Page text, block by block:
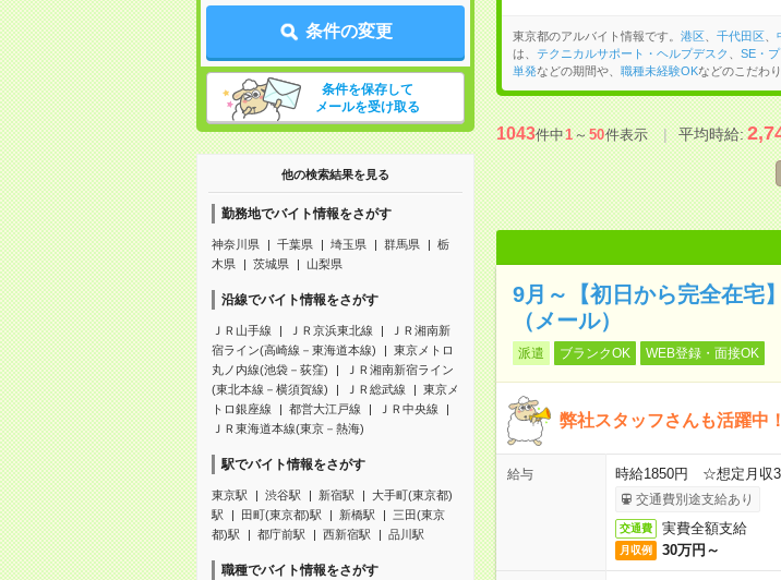
条件の変更
条件を保存して
メールを受け取る
他の検索結果を見る
勤務地でバイト情報をさがす
神奈川県 千葉県 埼玉県 群馬県
栃
木県
茨城県 山梨県
沿線でバイト情報をさがす
ＪＲ山手線 ＪＲ京浜東北線
ＪＲ湘南新
宿ライン(高崎線－東海道本線)
東京メトロ
丸ノ内線(池袋－荻窪)
ＪＲ湘南新宿ライン
(東北本線－横須賀線)
ＪＲ総武線
東京メ
トロ銀座線
都営大江戸線
ＪＲ中央線
ＪＲ東海道本線(東京－熱海)
駅でバイト情報をさがす
東京駅 渋谷駅 新宿駅
大手町(東京都)
駅
田町(東京都)駅 新橋駅
三田(東京
都)駅
都庁前駅 西新宿駅 品川駅
職種でバイト情報をさがす
東京都のアルバイト情報です。 港区、 千代田区、
は、 テクニカルサポート・ヘルプデスク SE・
単発などの期間や、 職種未経験OKなどのこだわ
1043件中1～50件表示 平均時給:
9月～【初日から完全在宅
（メール）
派遣 ブランクOK WEB登録・面接OK
弊社スタッフさんも活躍中
給与 時給1850円 ☆想定月収
交通費別途支給あり
交通費 実費全額支給
月収例 30万円～